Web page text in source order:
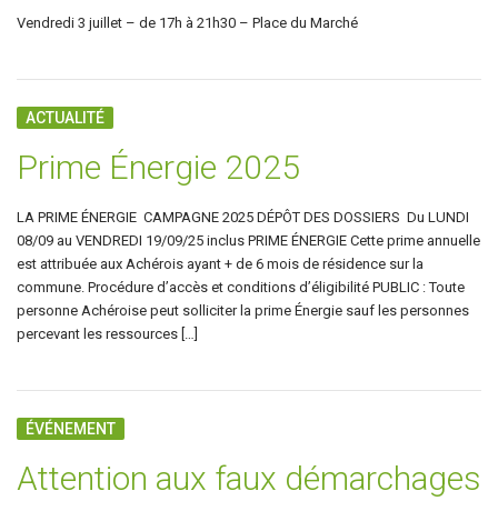
Vendredi 3 juillet – de 17h à 21h30 – Place du Marché
ACTUALITÉ
Prime Énergie 2025
LA PRIME ÉNERGIE CAMPAGNE 2025 DÉPÔT DES DOSSIERS Du LUNDI
08/09 au VENDREDI 19/09/25 inclus PRIME ÉNERGIE Cette prime annuelle
est attribuée aux Achérois ayant + de 6 mois de résidence sur la
commune. Procédure d’accès et conditions d’éligibilité PUBLIC : Toute
personne Achéroise peut solliciter la prime Énergie sauf les personnes
percevant les ressources […]
ÉVÉNEMENT
Attention aux faux démarchages